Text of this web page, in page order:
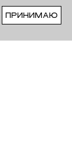
ПРИНИМАЮ